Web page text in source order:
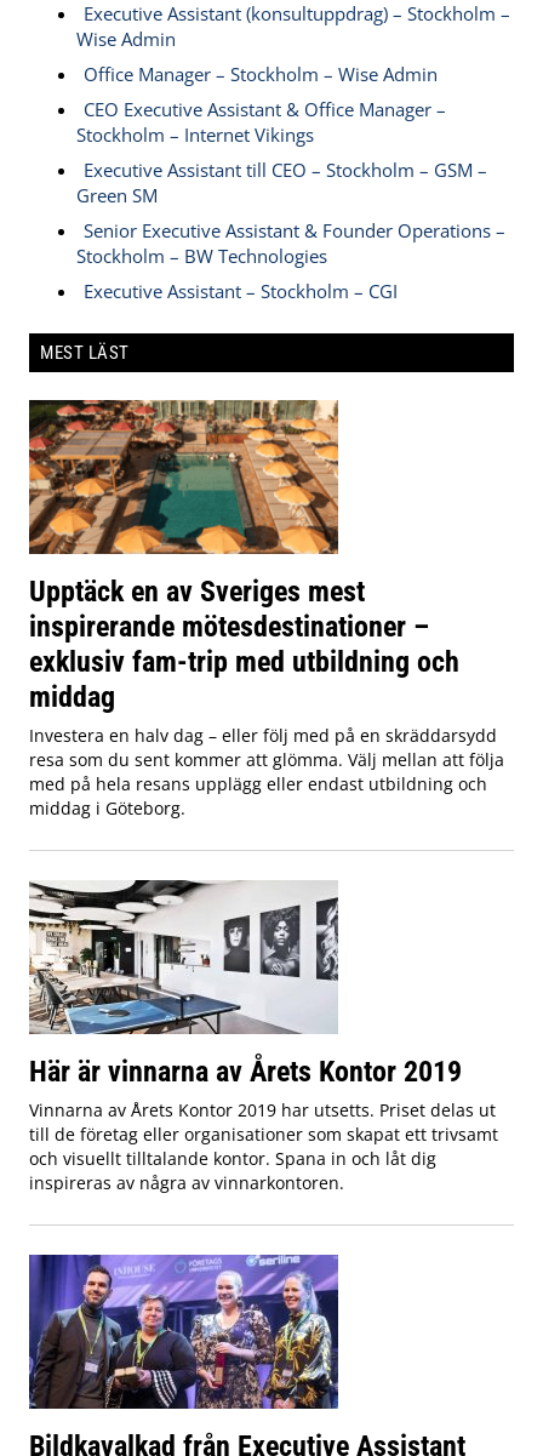
Executive Assistant (konsultuppdrag) – Stockholm –
Wise Admin
Office Manager – Stockholm – Wise Admin
CEO Executive Assistant & Office Manager –
Stockholm – Internet Vikings
Executive Assistant till CEO – Stockholm – GSM –
Green SM
Senior Executive Assistant & Founder Operations –
Stockholm – BW Technologies
Executive Assistant – Stockholm – CGI
MEST LÄST
Upptäck en av Sveriges mest
inspirerande mötesdestinationer –
exklusiv fam-trip med utbildning och
middag
Investera en halv dag – eller följ med på en skräddarsydd
resa som du sent kommer att glömma. Välj mellan att följa
med på hela resans upplägg eller endast utbildning och
middag i Göteborg.
Här är vinnarna av Årets Kontor 2019
Vinnarna av Årets Kontor 2019 har utsetts. Priset delas ut
till de företag eller organisationer som skapat ett trivsamt
och visuellt tilltalande kontor. Spana in och låt dig
inspireras av några av vinnarkontoren.
Bildkavalkad från Executive Assistant